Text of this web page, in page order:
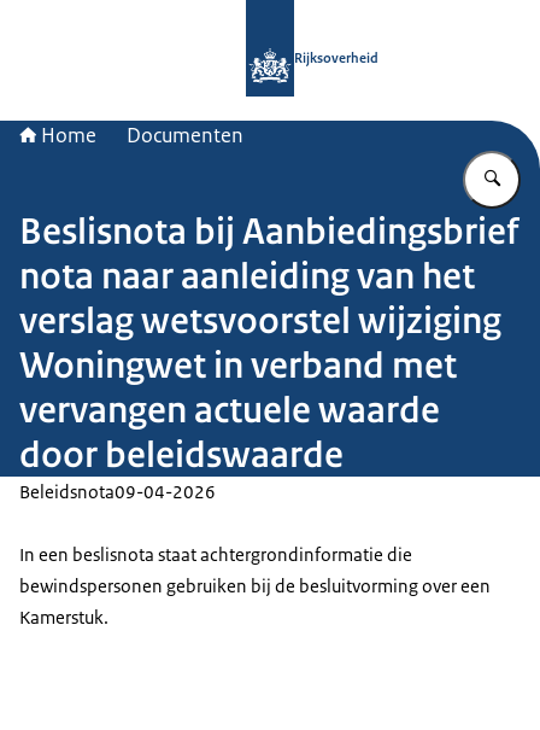
Rijksoverheid
Home Documenten
Beslisnota bij Aanbiedingsbrief
nota naar aanleiding van het
verslag wetsvoorstel wijziging
Woningwet in verband met
vervangen actuele waarde
door beleidswaarde
Beleidsnota09-04-2026
In een beslisnota staat achtergrondinformatie die
bewindspersonen gebruiken bij de besluitvorming over een
Kamerstuk.